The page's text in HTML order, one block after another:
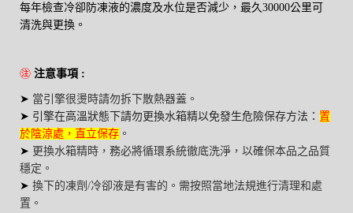
每年檢查冷卻防凍液的濃度及水位是否減少，最久30000公里可
清洗與更換 。
㊟ 注意事項 :
➤ 當引擎很燙時請勿拆下散熱器蓋。
➤ 引擎在高溫狀態下請勿更換水箱精以免發生危險保存方法： 置
於陰涼處，直立保存 。
➤ 更換水箱精時，務必將循環系統徹底洗淨，以確保本品之品質
穩定 。
➤ 換下的凍劑 /冷卻液是有害的。需按照當地法規進行清理和處
置。